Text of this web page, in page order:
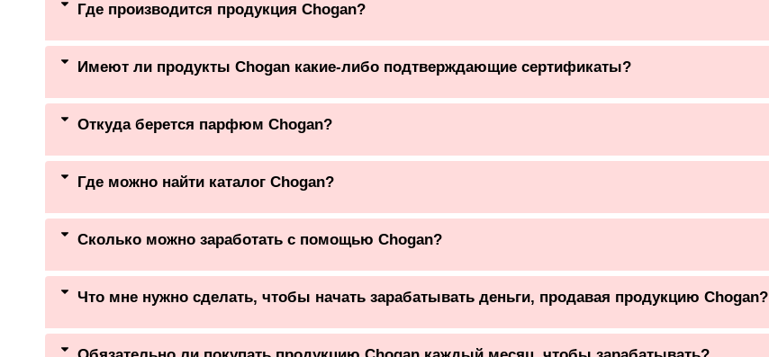
Где производится продукция Chogan?
Имеют ли продукты Chogan какие-либо подтверждающие сертификаты?
Откуда берется парфюм Chogan?
Где можно найти каталог Chogan?
Сколько можно заработать с помощью Chogan?
Что мне нужно сделать, чтобы начать зарабатывать деньги, продавая продукцию Chogan?